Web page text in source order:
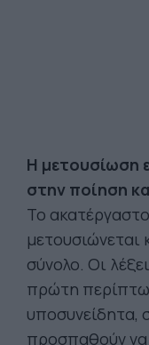
Η μετουσίωση
στην ποίηση
Το
μετουσιώνεται
σύνολο. Οι
πρώτη
υποσυνείδητα,
προσπαθούν να